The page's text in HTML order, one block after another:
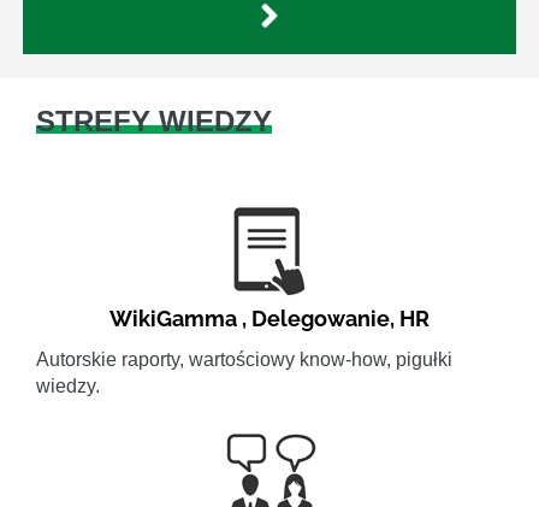
STREFY WIEDZY
WikiGamma , Delegowanie, HR
Autorskie raporty, wartościowy know-how, pigułki
wiedzy.